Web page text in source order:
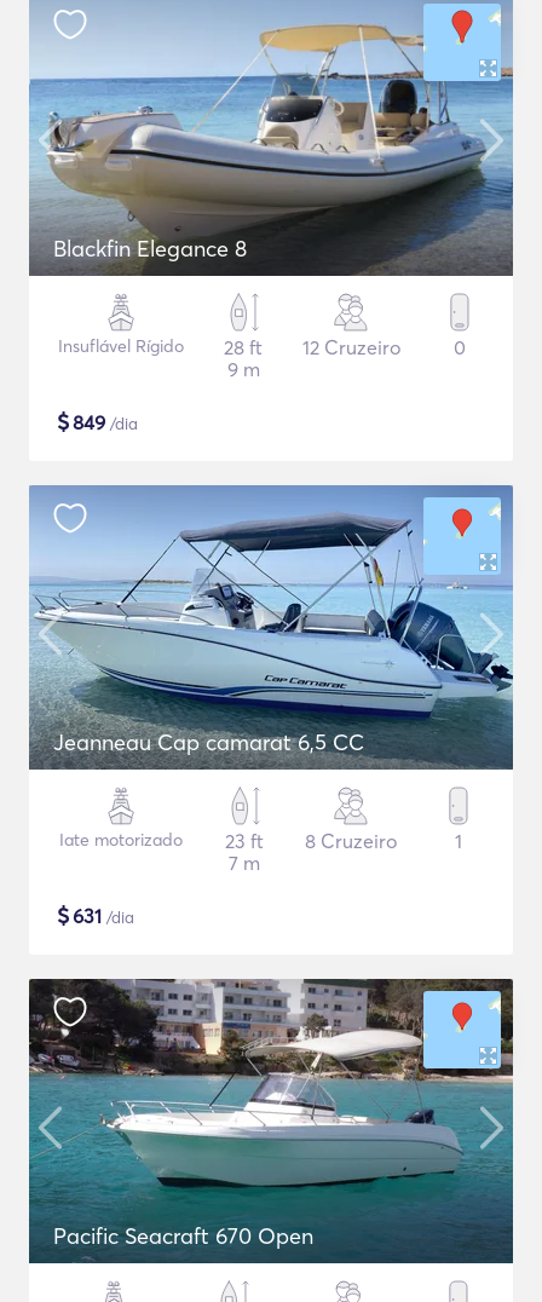
Blackfin Elegance 8
Insuflável Rígido
28 ft
9 m
12 Cruzeiro 0
$849 /dia
Jeanneau Cap camarat 6,5 CC
Iate motorizado
23 ft
7 m
8 Cruzeiro 1
$631 /dia
Pacific Seacraft 670 Open